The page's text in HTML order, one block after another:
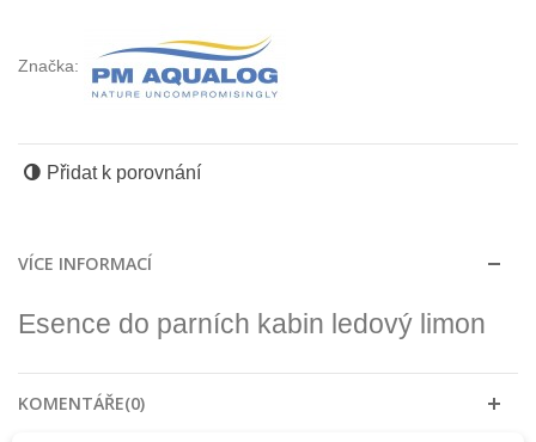
Značka:
Přidat k porovnání
VÍCE INFORMACÍ
Esence do parních kabin ledový limon
KOMENTÁŘE(0)